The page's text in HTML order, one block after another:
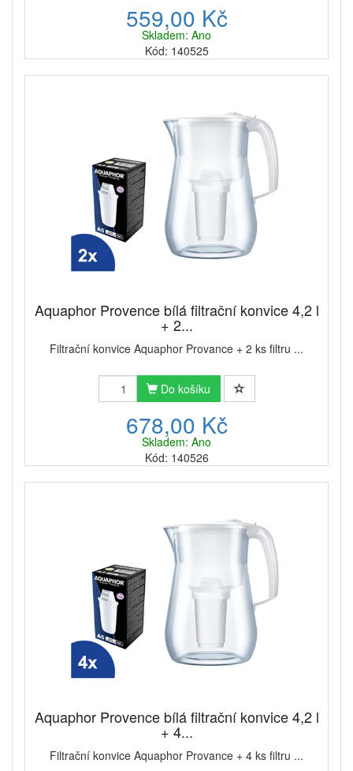
559,00 Kč
Skladem: Ano
Kód: 140525
Aquaphor Provence bílá filtrační konvice 4,2 l
+ 2...
Filtrační konvice Aquaphor Provance + 2 ks filtru ...
Do košíku
678,00 Kč
Skladem: Ano
Kód: 140526
Aquaphor Provence bílá filtrační konvice 4,2 l
+ 4...
Filtrační konvice Aquaphor Provance + 4 ks filtru ...